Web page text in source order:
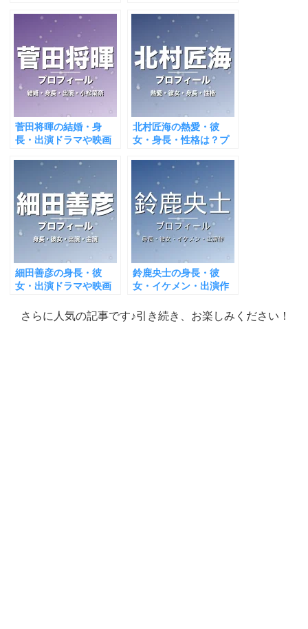
菅田将暉の結婚・身
長・出演ドラマや映画
北村匠海の熱愛・彼
女・身長・性格は？プ
細田善彦の身長・彼
女・出演ドラマや映画
鈴鹿央士の身長・彼
女・イケメン・出演作
さらに人気の記事です♪引き続き、お楽しみください！